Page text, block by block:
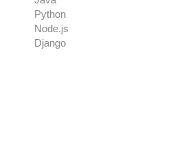
Python
Node.js
Django